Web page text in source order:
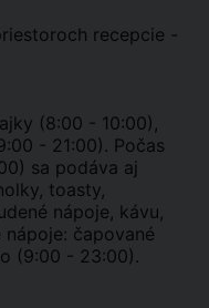
recepcie -
(8:00 - 10:00),
- 21:00). Počas
sa podáva aj
toasty,
nápoje, kávu,
čapované
(9:00 - 23:00).